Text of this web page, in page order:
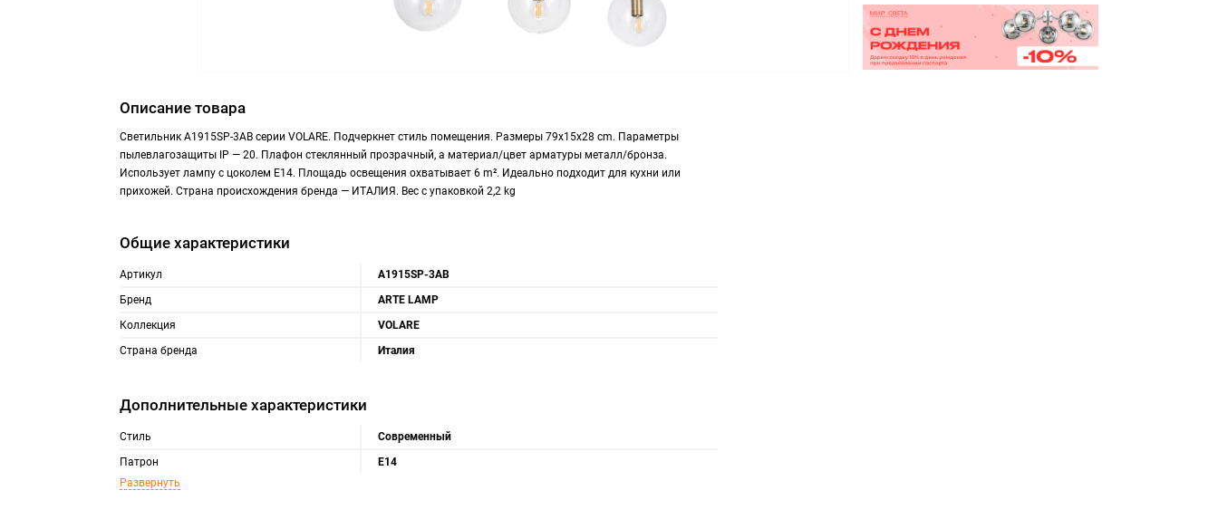
Описание товара
Светильник A1915SP-3AB серии VOLARE. Подчеркнет стиль помещения. Размеры 79x15x28 cm. Параметры
пылевлагозащиты IP — 20. Плафон стеклянный прозрачный, а материал/цвет арматуры металл/бронза.
Использует лампу с цоколем E14. Площадь освещения охватывает 6 m². Идеально подходит для кухни или
прихожей. Страна происхождения бренда — ИТАЛИЯ. Вес с упаковкой 2,2 kg
Общие характеристики
Артикул
A1915SP-3AB
Бренд
ARTE LAMP
Коллекция
VOLARE
Страна бренда
Италия
Дополнительные характеристики
Стиль
Современный
Патрон
E14
Развернуть